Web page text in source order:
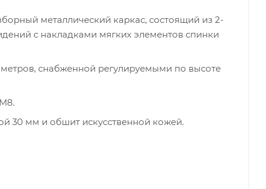
металлический каркас, состоящий из 2-
с накладками мягких элементов спинки
снабженной регулируемыми по высоте
30 мм и обшит искусственной кожей.